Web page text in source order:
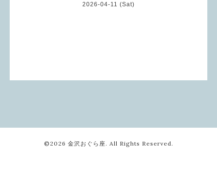
2026-04-11 (Sat)
©2026 金沢おぐら座. All Rights Reserved.